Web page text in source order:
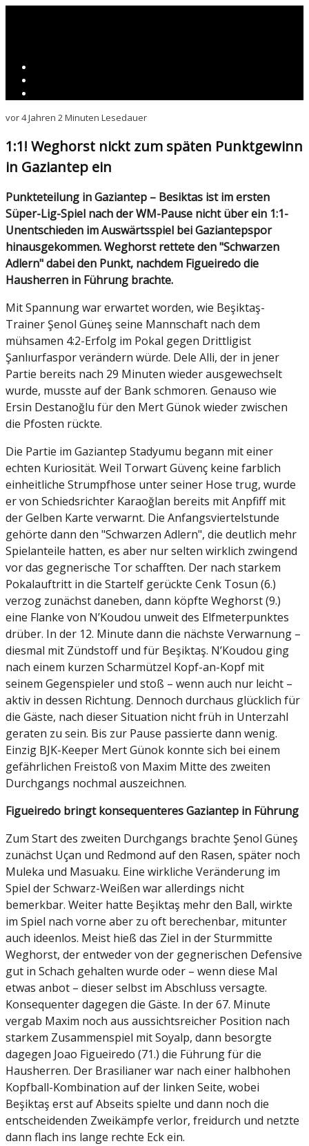
vor 4 Jahren 2 Minuten Lesedauer
1:1! Weghorst nickt zum späten Punktgewinn
in Gaziantep ein
Punkteteilung in Gaziantep – Besiktas ist im ersten
Süper-Lig-Spiel nach der WM-Pause nicht über ein 1:1-
Unentschieden im Auswärtsspiel bei Gaziantepspor
hinausgekommen. Weghorst rettete den "Schwarzen
Adlern" dabei den Punkt, nachdem Figueiredo die
Hausherren in Führung brachte.
Mit Spannung war erwartet worden, wie Beşiktaş-
Trainer Şenol Güneş seine Mannschaft nach dem
mühsamen 4:2-Erfolg im Pokal gegen Drittligist
Şanlıurfaspor verändern würde. Dele Alli, der in jener
Partie bereits nach 29 Minuten wieder ausgewechselt
wurde, musste auf der Bank schmoren. Genauso wie
Ersin Destanoğlu für den Mert Günok wieder zwischen
die Pfosten rückte.
Die Partie im Gaziantep Stadyumu begann mit einer
echten Kuriosität. Weil Torwart Güvenç keine farblich
einheitliche Strumpfhose unter seiner Hose trug, wurde
er von Schiedsrichter Karaoğlan bereits mit Anpfiff mit
der Gelben Karte verwarnt. Die Anfangsviertelstunde
gehörte dann den "Schwarzen Adlern", die deutlich mehr
Spielanteile hatten, es aber nur selten wirklich zwingend
vor das gegnerische Tor schafften. Der nach starkem
Pokalauftritt in die Startelf gerückte Cenk Tosun (6.)
verzog zunächst daneben, dann köpfte Weghorst (9.)
eine Flanke von N’Koudou unweit des Elfmeterpunktes
drüber. In der 12. Minute dann die nächste Verwarnung –
diesmal mit Zündstoff und für Beşiktaş. N’Koudou ging
nach einem kurzen Scharmützel Kopf-an-Kopf mit
seinem Gegenspieler und stoß – wenn auch nur leicht –
aktiv in dessen Richtung. Dennoch durchaus glücklich für
die Gäste, nach dieser Situation nicht früh in Unterzahl
geraten zu sein. Bis zur Pause passierte dann wenig.
Einzig BJK-Keeper Mert Günok konnte sich bei einem
gefährlichen Freistoß von Maxim Mitte des zweiten
Durchgangs nochmal auszeichnen.
Figueiredo bringt konsequenteres Gaziantep in Führung
Zum Start des zweiten Durchgangs brachte Şenol Güneş
zunächst Uçan und Redmond auf den Rasen, später noch
Muleka und Masuaku. Eine wirkliche Veränderung im
Spiel der Schwarz-Weißen war allerdings nicht
bemerkbar. Weiter hatte Beşiktaş mehr den Ball, wirkte
im Spiel nach vorne aber zu oft berechenbar, mitunter
auch ideenlos. Meist hieß das Ziel in der Sturmmitte
Weghorst, der entweder von der gegnerischen Defensive
gut in Schach gehalten wurde oder – wenn diese Mal
etwas anbot – dieser selbst im Abschluss versagte.
Konsequenter dagegen die Gäste. In der 67. Minute
vergab Maxim noch aus aussichtsreicher Position nach
starkem Zusammenspiel mit Soyalp, dann besorgte
dagegen Joao Figueiredo (71.) die Führung für die
Hausherren. Der Brasilianer war nach einer halbhohen
Kopfball-Kombination auf der linken Seite, wobei
Beşiktaş erst auf Abseits spielte und dann noch die
entscheidenden Zweikämpfe verlor, freidurch und netzte
dann flach ins lange rechte Eck ein.